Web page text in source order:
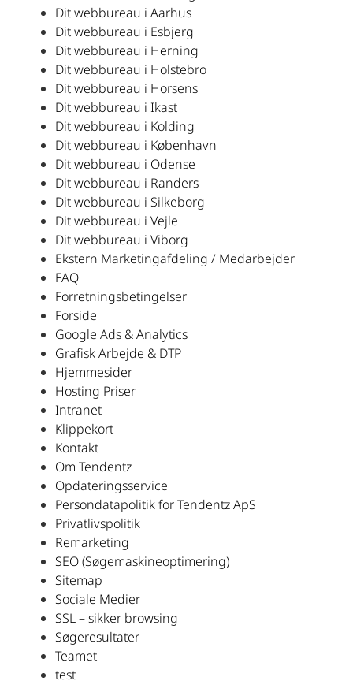
Dit webbureau i Aarhus
Dit webbureau i Esbjerg
Dit webbureau i Herning
Dit webbureau i Holstebro
Dit webbureau i Horsens
Dit webbureau i Ikast
Dit webbureau i Kolding
Dit webbureau i København
Dit webbureau i Odense
Dit webbureau i Randers
Dit webbureau i Silkeborg
Dit webbureau i Vejle
Dit webbureau i Viborg
Ekstern Marketingafdeling / Medarbejder
FAQ
Forretningsbetingelser
Forside
Google Ads & Analytics
Grafisk Arbejde & DTP
Hjemmesider
Hosting Priser
Intranet
Klippekort
Kontakt
Om Tendentz
Opdateringsservice
Persondatapolitik for Tendentz ApS
Privatlivspolitik
Remarketing
SEO (Søgemaskineoptimering)
Sitemap
Sociale Medier
SSL – sikker browsing
Søgeresultater
Teamet
test